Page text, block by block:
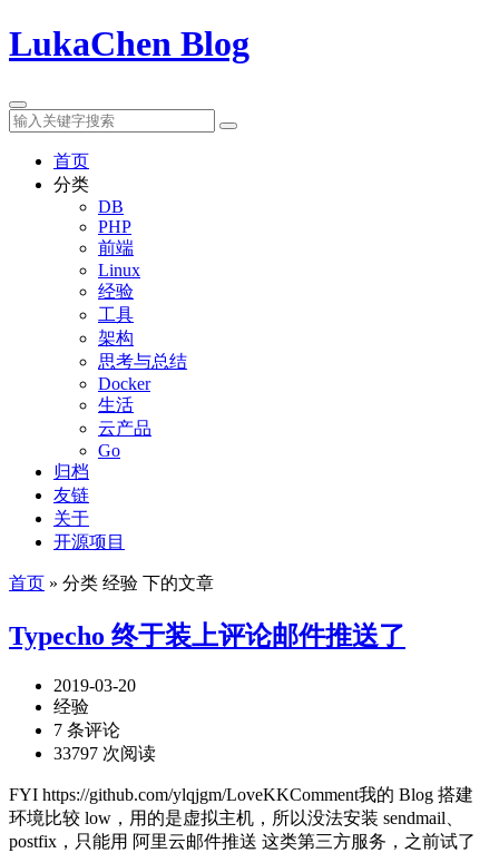
LukaChen Blog
首页
分类
DB
PHP
前端
Linux
经验
工具
架构
思考与总结
Docker
生活
云产品
Go
归档
友链
关于
开源项目
首页 » 分类 经验 下的文章
Typecho 终于装上评论邮件推送了
2019-03-20
经验
7 条评论
33797 次阅读
FYI https://github.com/ylqjgm/LoveKKComment我的 Blog 搭建
环境比较 low，用的是虚拟主机，所以没法安装 sendmail、
postfix，只能用 阿里云邮件推送 这类第三方服务，之前试了